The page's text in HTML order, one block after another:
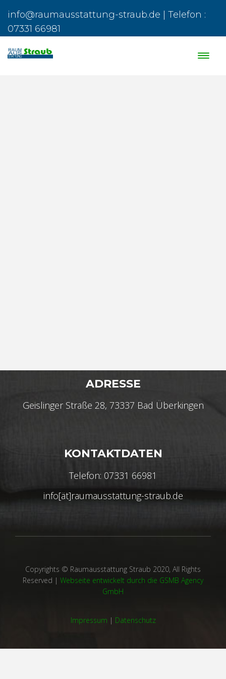
info@raumausstattung-straub.de | Telefon :
07331 66981
ADRESSE
Geislinger Straße 28, 73337 Bad Überkingen
KONTAKTDATEN
Telefon: 07331 66981
info[ät]raumausstattung-straub.de
Copyrights © Raumausstattung Straub 2020, All Rights
Reserved | Webseite entwickelt durch die GSMB Agency
GmbH
Impressum | Datenschutz